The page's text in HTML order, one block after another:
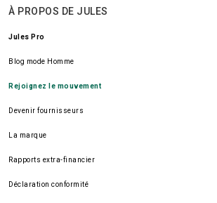
À PROPOS DE JULES
Jules Pro
Blog mode Homme
Rejoignez le mouvement
Devenir fournisseurs
La marque
Rapports extra-financier
Déclaration conformité